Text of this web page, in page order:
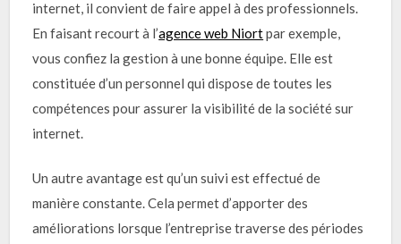
internet, il convient de faire appel à des professionnels.
En faisant recourt à l’agence web Niortpar exemple,
vous confiez la gestion à une bonne équipe. Elle est
constituée d’un personnel qui dispose de toutes les
compétences pour assurer la visibilité de la société sur
internet.
Un autre avantage est qu’un suivi est effectué de
manière constante. Cela permet d’apporter des
améliorations lorsque l’entreprise traverse des périodes